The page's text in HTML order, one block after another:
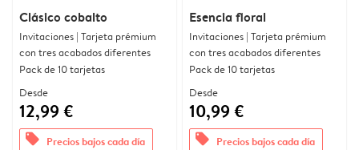
Clásico cobalto
Invitaciones | Tarjeta prémium
con tres acabados diferentes
Pack de 10 tarjetas
Desde
12,99 €
offers Precios bajos cada día
Esencia floral
Invitaciones | Tarjeta prémium
con tres acabados diferentes
Pack de 10 tarjetas
Desde
10,99 €
offers Precios bajos cada día